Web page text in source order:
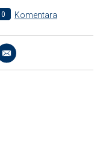
0 Komentara